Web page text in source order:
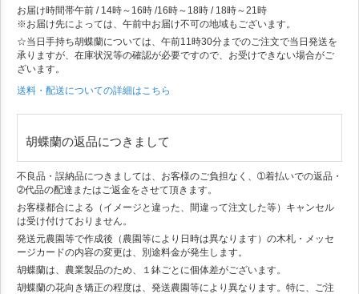
お届け時間帯午前 / 14時～16時 /16時～18時 / 18時～21時
※お届け先によっては、午前中お届け不可の地域もございます。
☆当日手持ち胡蝶蘭については、午前11時30分までのご注文で当日発送を
承りますが、在庫状況等の確認が必要ですので、お受けできない場合がご
ざいます。
送料・配送についての詳細はこちら
胡蝶蘭の返品につきまして
不良品・誤納品につきましては、お客様のご負担なく、➀着払いでの返品・
➁代品の配達またはご返金をさせて頂きます。
お客様都合による（イメージと違った、間違って注文した等）キャンセル
は受け付けておりません。
発送元農園等で作成後（農園等により日時は異なります）の木札・メッセ
ージカードの内容の変更は、別途料金が発生します。
胡蝶蘭は、農業製品のため、１鉢ごとに個体差がございます。
胡蝶蘭の花向き矯正の程度は、発送農園等により異なります。特に、ご注